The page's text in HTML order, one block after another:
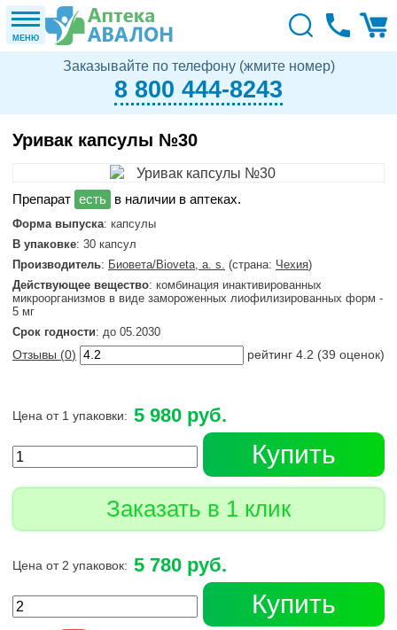
МЕНЮ
Заказывайте по телефону (жмите номер)
8 800 444-8243
Уривак капсулы №30
в наличии в аптеках.
Форма выпуска: капсулы
В упаковке: 30 капсул
Производитель: Биовета/Bioveta, a. s. (страна: Чехия)
Действующее вещество: комбинация инактивированных
микроорганизмов в виде замороженных лиофилизированных форм -
5 мг
Срок годности: до 05.2030
Отзывы (0) рейтинг 4.2 (39 оценок)
Цена от 1 упаковки: 5 980 руб.
Купить
Заказать в 1 клик
Цена от 2 упаковок: 5 780 руб.
Купить